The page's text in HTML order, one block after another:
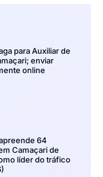
para Auxiliar de
enviar
online
64
Camaçari de
líder do tráfico